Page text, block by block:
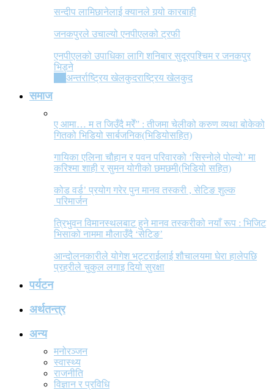
सन्दीप लामिछानेलाई क्यानले गर्‍यो कारबाही
जनकपुरले उचाल्यो एनपीएलको ट्रफी
एनपीएलको उपाधिका लागि शनिबार सुदूरपश्चिम र जनकपुर
भिड्ने
अन्तर्राष्ट्रिय खेलकुदराष्ट्रिय खेलकुद
समाज
ए आमा… म त जिउँदै मरेँ” : तीजमा चेलीको करुण व्यथा बोकेको
गितको भिडियो सार्बजनिक(भिडियोसहित)
गायिका एलिना चौहान र पवन परिवारको ‘सिस्नोले पोल्यो’ मा
करिश्मा शाही र सुमन योगीको छमछमी(भिडियो सहित)
कोड वर्ड’ प्रयोग गरेर पुन मानव तस्करी , सेटिङ शुल्क
परिमार्जन
त्रिभुवन विमानस्थलबाट हुने मानव तस्करीको नयाँ रूप : भिजिट
भिसाको नाममा मौलाउँदै ‘सेटिङ’
आन्दोलनकारीले योगेश भट्टराईलाई शौचालयमा घेरा हालेपछि
प्रहरीले चुकुल लगाइ दियो सुरक्षा
पर्यटन
अर्थतन्त्र
अन्य
मनोरञ्जन
स्वास्थ्य
राजनीति
विज्ञान र प्रविधि